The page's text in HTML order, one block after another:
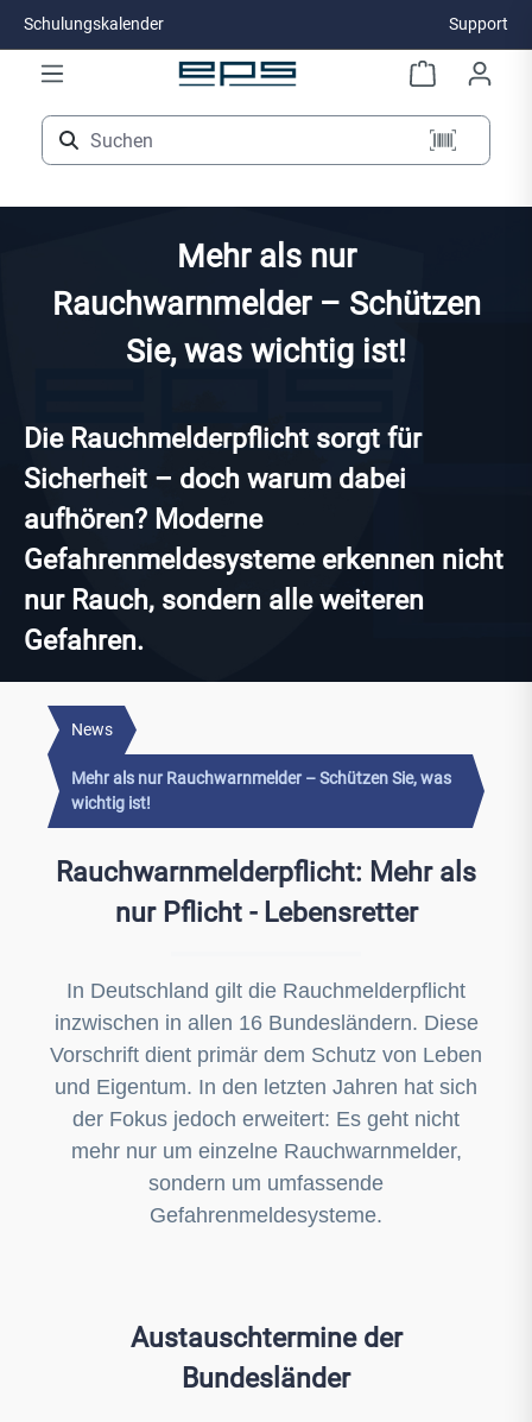
Zum Hauptinhalt springen
Schulungskalender Support
Mehr als nur
Rauchwarnmelder – Schützen
Sie, was wichtig ist!
Die Rauchmelderpflicht sorgt für
Sicherheit – doch warum dabei
aufhören? Moderne
Gefahrenmeldesysteme erkennen nicht
nur Rauch, sondern alle weiteren
Gefahren.
News
Mehr als nur Rauchwarnmelder – Schützen Sie, was
wichtig ist!
Rauchwarnmelderpflicht: Mehr als
nur Pflicht - Lebensretter
In Deutschland gilt die Rauchmelderpflicht
inzwischen in allen 16 Bundesländern. Diese
Vorschrift dient primär dem Schutz von Leben
und Eigentum. In den letzten Jahren hat sich
der Fokus jedoch erweitert: Es geht nicht
mehr nur um einzelne Rauchwarnmelder,
sondern um umfassende
Gefahrenmeldesysteme.
Austauschtermine der
Bundesländer